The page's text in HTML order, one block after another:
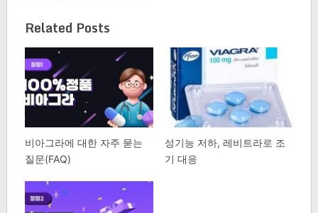
Related Posts
비아그라에 대한 자주 묻는
질문(FAQ)
성기능 저하, 레비트라로 조
기 대응